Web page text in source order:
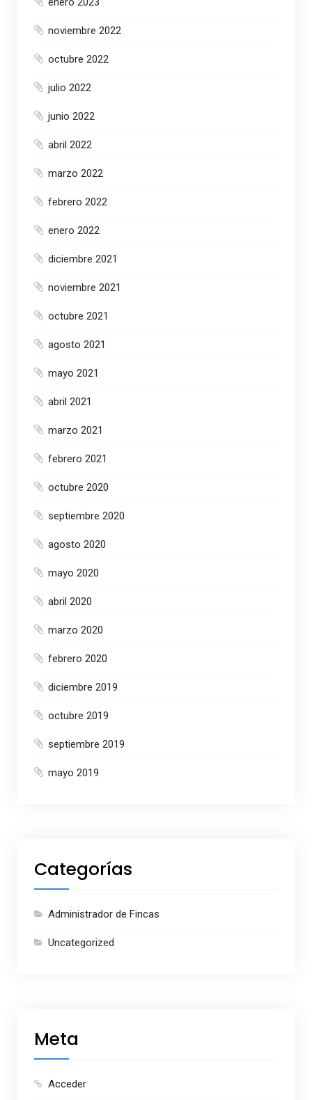
noviembre 2022
octubre 2022
julio 2022
junio 2022
abril 2022
marzo 2022
febrero 2022
enero 2022
diciembre 2021
noviembre 2021
octubre 2021
agosto 2021
mayo 2021
abril 2021
marzo 2021
febrero 2021
octubre 2020
septiembre 2020
agosto 2020
mayo 2020
abril 2020
marzo 2020
febrero 2020
diciembre 2019
octubre 2019
septiembre 2019
mayo 2019
Categorías
Administrador de Fincas
Uncategorized
Meta
Acceder